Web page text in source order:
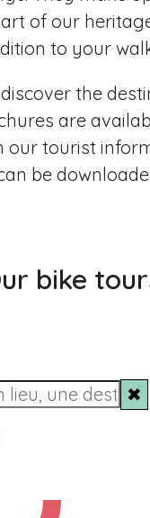
of our
to your
the
are
our tourist
be
bike
✖